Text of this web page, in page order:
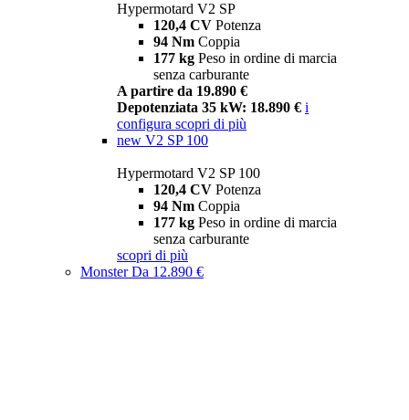
Hypermotard V2 SP
120,4 CV Potenza
94 Nm Coppia
177 kg Peso in ordine di marcia
senza carburante
A partire da 19.890 €
Depotenziata 35 kW: 18.890 € i
configura scopri di più
new V2 SP 100
Hypermotard V2 SP 100
120,4 CV Potenza
94 Nm Coppia
177 kg Peso in ordine di marcia
senza carburante
scopri di più
MonsterDa 12.890 €